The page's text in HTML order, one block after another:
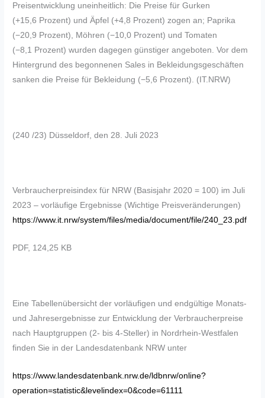
Preisentwicklung uneinheitlich: Die Preise für Gurken
(+15,6 Prozent) und Äpfel (+4,8 Prozent) zogen an; Paprika
(−20,9 Prozent), Möhren (−10,0 Prozent) und Tomaten
(−8,1 Prozent) wurden dagegen günstiger angeboten. Vor dem
Hintergrund des begonnenen Sales in Bekleidungsgeschäften
sanken die Preise für Bekleidung (−5,6 Prozent). (IT.NRW)
(240 /23) Düsseldorf, den 28. Juli 2023
Verbraucherpreisindex für NRW (Basisjahr 2020 = 100) im Juli
2023 – vorläufige Ergebnisse (Wichtige Preisveränderungen)
https://www.it.nrw/system/files/media/document/file/240_23.pdf
PDF, 124,25 KB
Eine Tabellenübersicht der vorläufigen und endgültige Monats-
und Jahresergebnisse zur Entwicklung der Verbraucherpreise
nach Hauptgruppen (2- bis 4-Steller) in Nordrhein-Westfalen
finden Sie in der Landesdatenbank NRW unter
https://www.landesdatenbank.nrw.de/ldbnrw/online?
operation=statistic&levelindex=0&code=61111